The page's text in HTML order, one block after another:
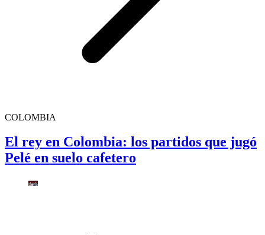
COLOMBIA
El rey en Colombia: los partidos que jugó
Pelé en suelo cafetero